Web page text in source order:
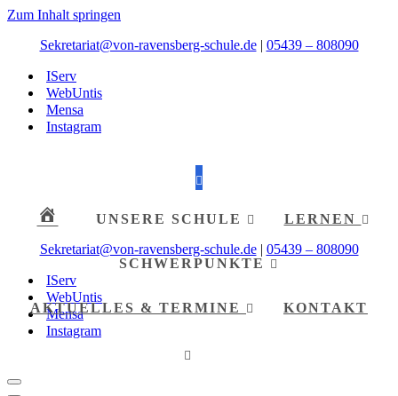
Zum Inhalt springen
Sekretariat@von-ravensberg-schule.de| 05439 – 808090
IServ
WebUntis
Mensa
Instagram
UNSERE SCHULE LERNEN
SCHWERPUNKTE
AKTUELLES & TERMINE KONTAKT
Sekretariat@von-ravensberg-schule.de| 05439 – 808090
IServ
WebUntis
Mensa
Instagram